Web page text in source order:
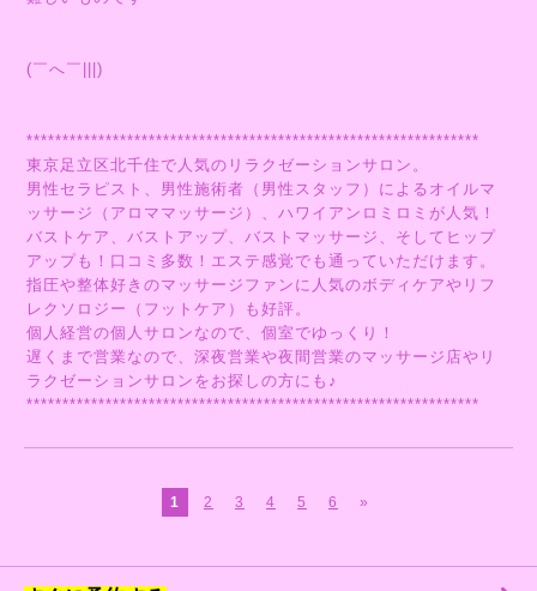
(￣へ￣|||)
***************************************************************
東京足立区北千住で人気のリラクゼーションサロン。
男性セラピスト、男性施術者（男性スタッフ）によるオイルマ
ッサージ（アロママッサージ）、ハワイアンロミロミが人気！
バストケア、バストアップ、バストマッサージ、そしてヒップ
アップも！口コミ多数！エステ感覚でも通っていただけます。
指圧や整体好きのマッサージファンに人気のボディケアやリフ
レクソロジー（フットケア）も好評。
個人経営の個人サロンなので、個室でゆっくり！
遅くまで営業なので、深夜営業や夜間営業のマッサージ店やリ
ラクゼーションサロンをお探しの方にも♪
***************************************************************
1 2 3 4 5 6 »